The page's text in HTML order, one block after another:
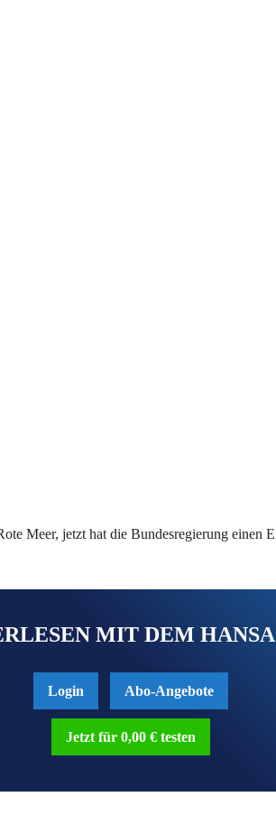
Meer, jetzt hat die Bundesregierung einen
MIT DEM
Login Abo-Angebote
Jetzt für 0,00 € testen